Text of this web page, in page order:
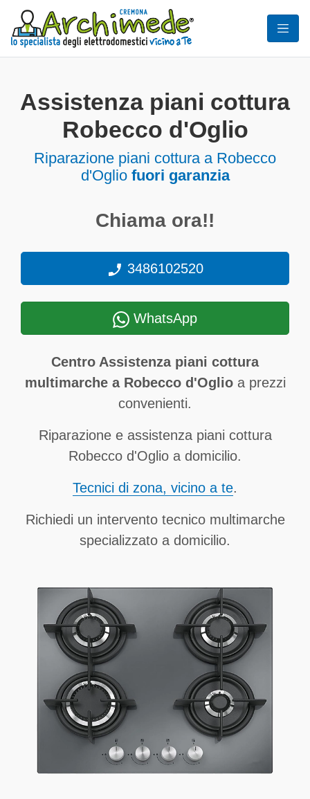
Assistenza piani cottura
Robecco d'Oglio
Riparazione piani cottura a Robecco
d'Oglio fuori garanzia
Chiama ora!!
3486102520
WhatsApp
Centro Assistenza piani cottura
multimarche a Robecco d'Oglioa prezzi
convenienti.
Riparazione e assistenza piani cottura
Robecco d'Oglio a domicilio.
Tecnici di zona, vicino a te.
Richiedi un intervento tecnico multimarche
specializzato a domicilio.